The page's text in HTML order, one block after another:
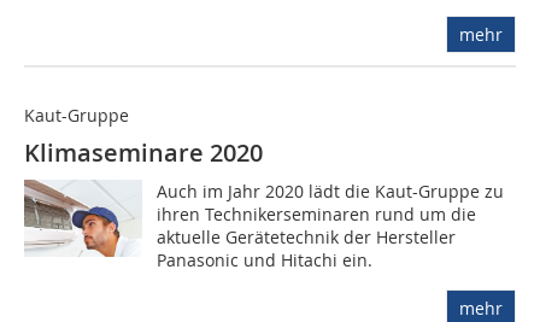
mehr
Kaut-Gruppe
Klimaseminare 2020
Auch im Jahr 2020 lädt die Kaut-Gruppe zu
ihren Technikerseminaren rund um die
aktuelle Gerätetechnik der Hersteller
Panasonic und Hitachi ein.
mehr